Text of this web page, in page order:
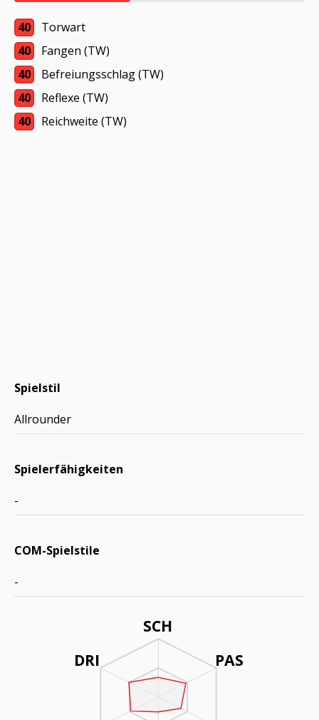
SCH
PAS
DRI
40
Torwart
40
Fangen (TW)
40
Befreiungsschlag (TW)
40
Reflexe (TW)
40
Reichweite (TW)
Spielstil
Allrounder
Spielerfähigkeiten
-
COM-Spielstile
-